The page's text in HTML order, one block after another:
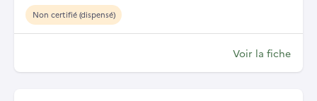
Non certifié (dispensé)
Voir la fiche